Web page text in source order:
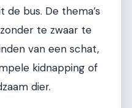
de bus. De thema’s
te zwaar te
van een schat,
kidnapping of
dier.